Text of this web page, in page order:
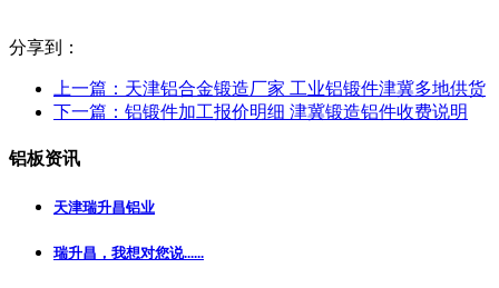
分享到：
上一篇： 天津铝合金锻造厂家 工业铝锻件津冀多地供货
下一篇： 铝锻件加工报价明细 津冀锻造铝件收费说明
铝板资讯
天津瑞升昌铝业
瑞升昌，我想对您说......